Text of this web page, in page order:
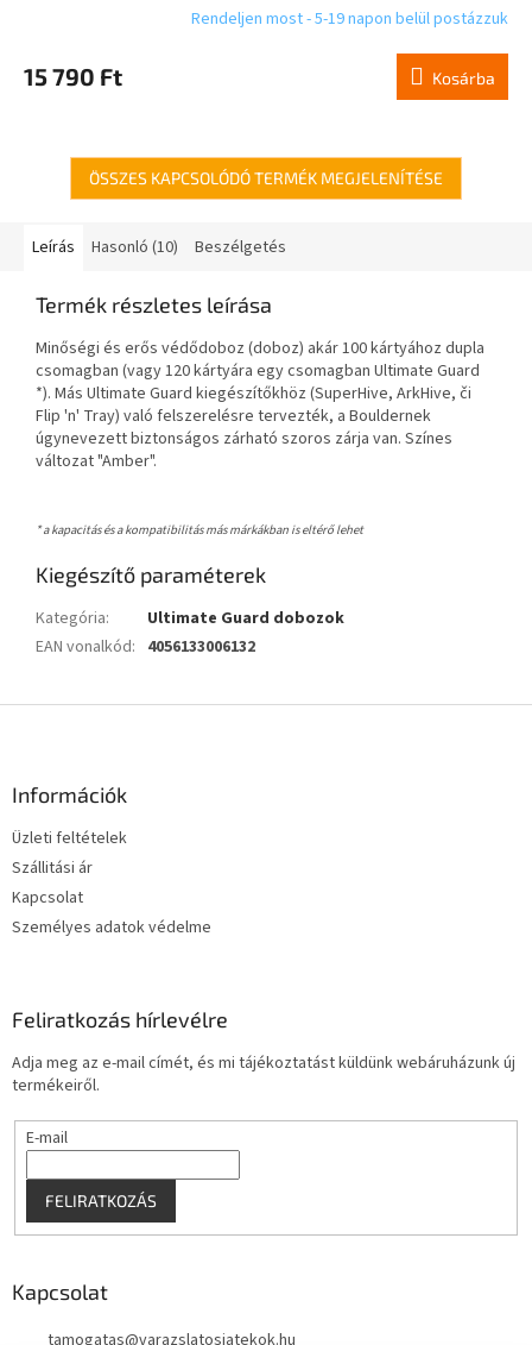
Rendeljen most - 5-19 napon belül postázzuk
15 790 Ft Kosárba
ÖSSZES KAPCSOLÓDÓ TERMÉK MEGJELENÍTÉSE
Leírás Hasonló (10) Beszélgetés
Termék részletes leírása
Minőségi és erős védődoboz (doboz) akár 100 kártyához dupla
csomagban (vagy 120 kártyára egy csomagban Ultimate Guard
*). Más Ultimate Guard kiegészítőkhöz (SuperHive, ArkHive, či
Flip 'n' Tray) való felszerelésre tervezték, a Bouldernek
úgynevezett biztonságos zárható szoros zárja van. Színes
változat "Amber".
* a kapacitás és a kompatibilitás más márkákban is eltérő lehet
Kiegészítő paraméterek
Kategória:
Ultimate Guard dobozok
EAN vonalkód: 4056133006132
Információk
Üzleti feltételek
Szállitási ár
Kapcsolat
Személyes adatok védelme
Feliratkozás hírlevélre
Adja meg az e-mail címét, és mi tájékoztatást küldünk webáruházunk új
termékeiről.
E-mail
FELIRATKOZÁS
Kapcsolat